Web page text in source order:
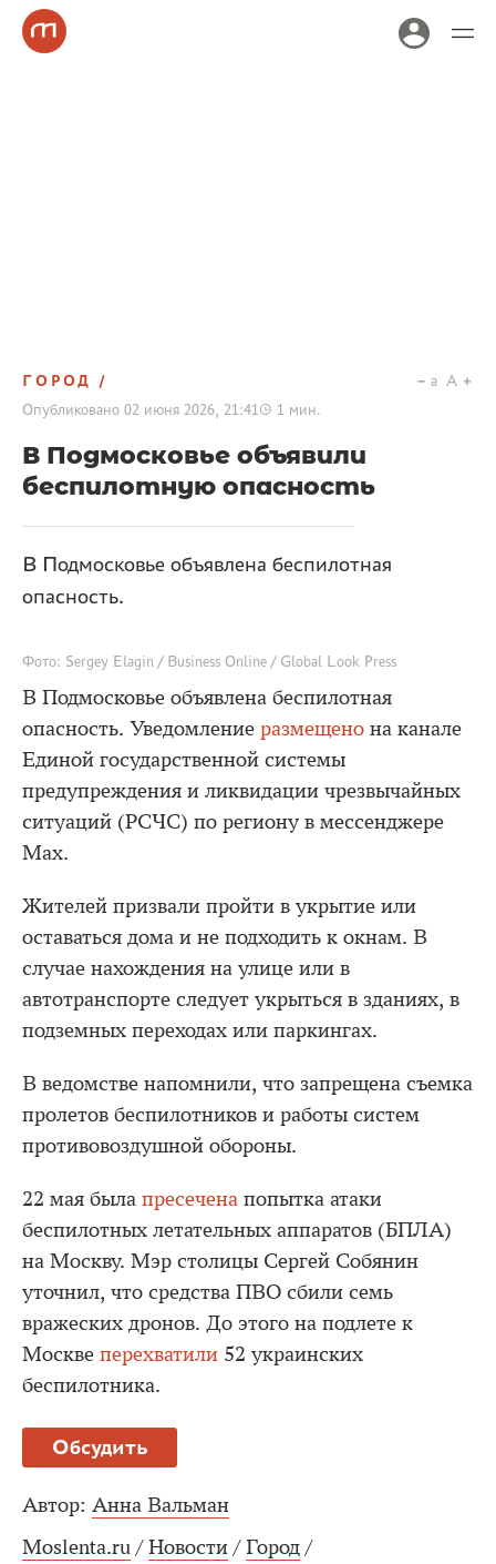
ГОРОД
Опубликовано 02 июня 2026, 21:41 1 мин.
a A
В Подмосковье объявили
беспилотную опасность
В Подмосковье объявлена беспилотная
опасность.
Фото: Sergey Elagin / Business Online / Global Look Press
В Подмосковье объявлена беспилотная
опасность. Уведомление размещено на канале
Единой государственной системы
предупреждения и ликвидации чрезвычайных
ситуаций (РСЧС) по региону в мессенджере
Max.
Жителей призвали пройти в укрытие или
оставаться дома и не подходить к окнам. В
случае нахождения на улице или в
автотранспорте следует укрыться в зданиях, в
подземных переходах или паркингах.
В ведомстве напомнили, что запрещена съемка
пролетов беспилотников и работы систем
противовоздушной обороны.
22 мая была пресечена попытка атаки
беспилотных летательных аппаратов (БПЛА)
на Москву. Мэр столицы Сергей Собянин
уточнил, что средства ПВО сбили семь
вражеских дронов. До этого на подлете к
Москве перехватили 52 украинских
беспилотника.
Обсудить
Автор: Анна Вальман
Moslenta.ru / Новости / Город /